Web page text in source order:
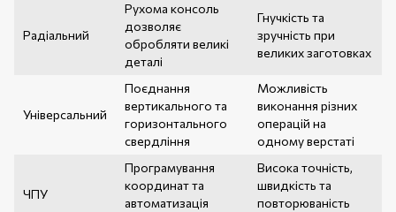
Радіальний
Рухома консоль
дозволяє
обробляти великі
деталі
Гнучкість та
зручність при
великих заготовках
Універсальний
Поєднання
вертикального та
горизонтального
свердління
Можливість
виконання різних
операцій на
одному верстаті
ЧПУ
Програмування
координат та
автоматизація
Висока точність,
швидкість та
повторюваність